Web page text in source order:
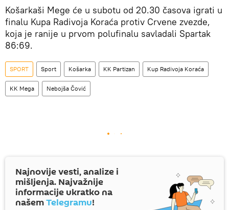
Košarkaši Mege će u subotu od 20.30 časova igrati u
finalu Kupa Radivoja Koraća protiv Crvene zvezde,
koja je ranije u prvom polufinalu savladali Spartak
86:69.
SPORT Sport Košarka KK Partizan Kup Radivoja Koraća
KK Mega Nebojša Čović
Najnovije vesti, analize i
mišljenja. Najvažnije
informacije ukratko na
našemTelegramu!